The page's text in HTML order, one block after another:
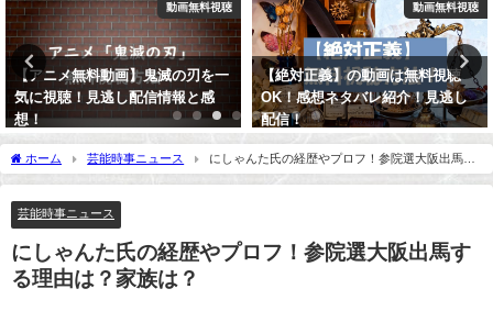
動画無料視聴
【アニメ無料動画】鬼滅の刃を一
気に視聴！見逃し配信情報と感
想！
動画無料視聴
【絶対正義】の動画は無料視聴
OK！感想ネタバレ紹介！見逃し
配信！
ホーム 芸能時事ニュース
にしゃんた氏の経歴やプロフ！参院選大阪出馬す
る理由は？家族は？
芸能時事ニュース
にしゃんた氏の経歴やプロフ！参院選大阪出馬す
る理由は？家族は？